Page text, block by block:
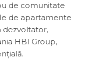
de comunitate
de apartamente
dezvoltator,
HBI Group,